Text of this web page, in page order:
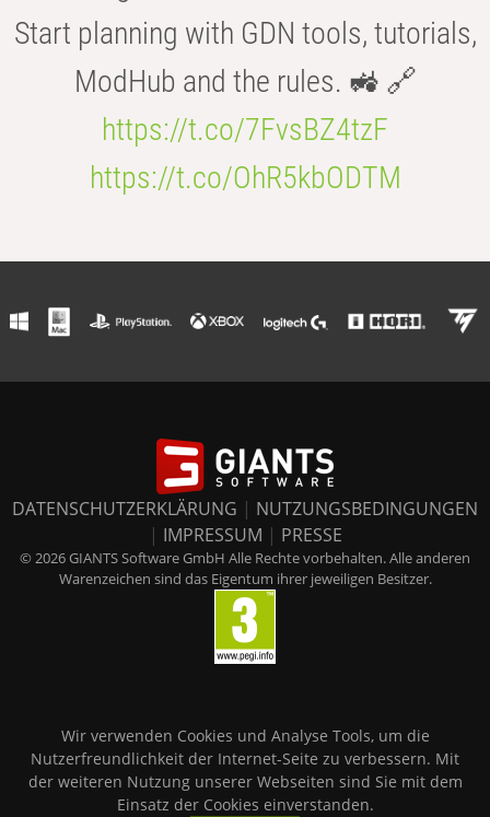
Start planning with GDN tools, tutorials,
ModHub and the rules. 🚜 🔗
https://t.co/7FvsBZ4tzF
https://t.co/OhR5kbODTM
DATENSCHUTZERKLÄRUNG | NUTZUNGSBEDINGUNGEN
| IMPRESSUM | PRESSE
© 2026 GIANTS Software GmbH Alle Rechte vorbehalten. Alle anderen
Warenzeichen sind das Eigentum ihrer jeweiligen Besitzer.
Wir verwenden Cookies und Analyse Tools, um die
Nutzerfreundlichkeit der Internet-Seite zu verbessern. Mit
der weiteren Nutzung unserer Webseiten sind Sie mit dem
Einsatz der Cookies einverstanden.